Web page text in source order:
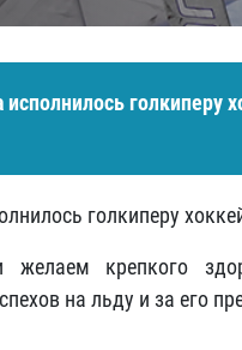
исполнилось голкиперу
голкиперу
крепкого
на льду и за его